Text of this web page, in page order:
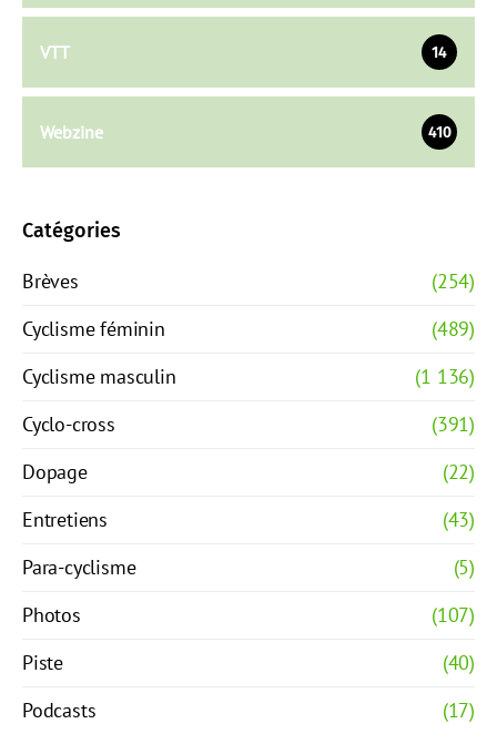
VTT 14
Webzine 410
Catégories
Brèves
(254)
Cyclisme féminin
(489)
Cyclisme masculin
(1 136)
Cyclo-cross
(391)
Dopage
(22)
Entretiens
(43)
Para-cyclisme
(5)
Photos
(107)
Piste
(40)
Podcasts
(17)